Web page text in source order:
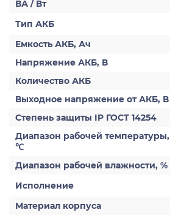
ВА / Вт
Тип АКБ
Емкость АКБ, Ач
Напряжение АКБ, В
Количество АКБ
Выходное напряжение от АКБ, В
Степень защиты IP ГОСТ 14254
Диапазон рабочей температуры,
℃
Диапазон рабочей влажности, %
Исполнение
Материал корпуса